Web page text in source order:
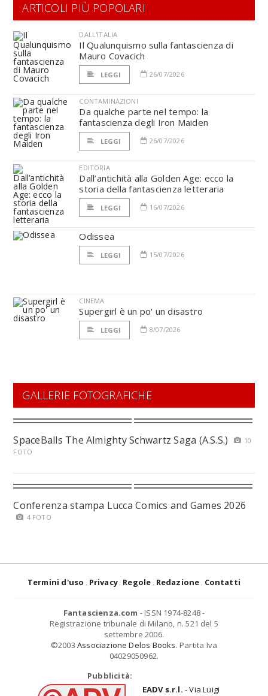
ARTICOLI PIÙ POPOLARI
DALL'ITALIA
Il Qualunquismo sulla fantascienza di
Mauro Covacich
LEGGI 26/07/2026
CONTAMINAZIONI
Da qualche parte nel tempo: la
fantascienza degli Iron Maiden
LEGGI 26/07/2026
EDITORIA
Dall’antichità alla Golden Age: ecco la
storia della fantascienza letteraria
LEGGI 16/07/2026
Odissea
LEGGI 15/07/2026
CINEMA
Supergirl è un po' un disastro
LEGGI 8/07/2026
GALLERIE FOTOGRAFICHE
SpaceBalls The Almighty Schwartz Saga (A.S.S.)
10
FOTO
Conferenza stampa Lucca Comics and Games 2026
4 FOTO
Termini d'uso Privacy Regole Redazione Contatti
Fantascienza.com - ISSN 1974-8248 -
Registrazione tribunale di Milano, n. 521 del 5
settembre 2006.
©2003 Associazione Delos Books. Partita Iva
04029050962.
Pubblicità:
EADV s.r.l. - Via Luigi